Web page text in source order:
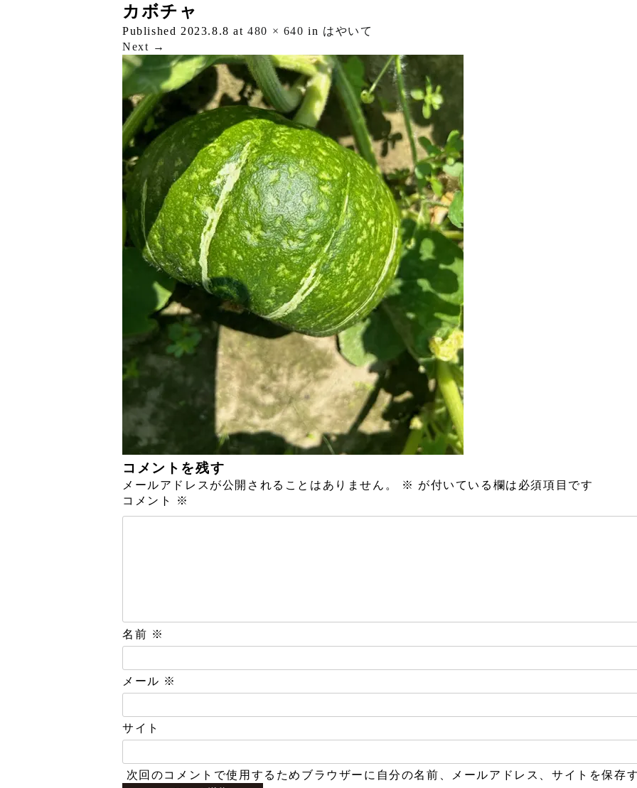
カボチャ
Published 2023.8.8 at480 × 640 in はやいて
Next →
コメントを残す
メールアドレスが公開されることはありません。 ※ が付いている欄は必須項目です
コメント
※
名前 ※
メール ※
サイト
次回のコメントで使用するためブラウザーに自分の名前、メールアドレス、サイトを保存